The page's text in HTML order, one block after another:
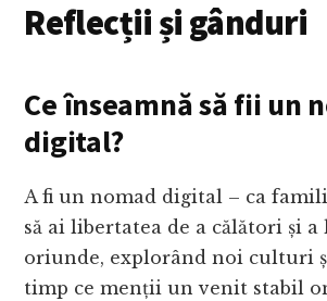
Reflecții și gânduri
Ce înseamnă să fii un
digital?
A fi un nomad digital – ca
să ai libertatea de a călători și a
oriunde, explorând noi culturi
timp ce menții un venit stabil